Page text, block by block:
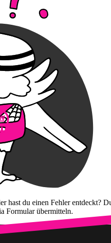
hast du einen Fehler entdeckt?
Formular übermitteln.